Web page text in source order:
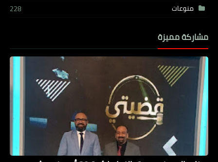
منوعات
228
مشاركة مميزة